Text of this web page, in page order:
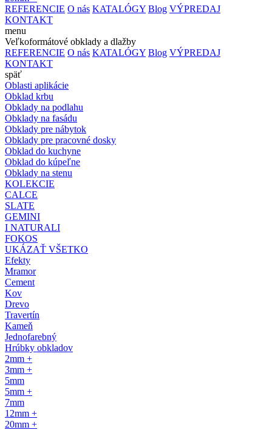
REFERENCIE O nás KATALÓGY Blog VÝPREDAJ
KONTAKT
menu
Veľkoformátové obklady a dlažby
REFERENCIE O nás KATALÓGY Blog VÝPREDAJ
KONTAKT
späť
Oblasti aplikácie
Obklad krbu
Obklady na podlahu
Obklady na fasádu
Obklady pre nábytok
Obklady pre pracovné dosky
Obklad do kuchyne
Obklad do kúpeľne
Obklady na stenu
KOLEKCIE
CALCE
SLATE
GEMINI
I NATURALI
FOKOS
UKÁZAŤ VŠETKO
Efekty
Mramor
Cement
Kov
Drevo
Travertín
Kameň
Jednofarebný
Hrúbky obkladov
2mm +
3mm +
5mm
5mm +
7mm
12mm +
20mm +